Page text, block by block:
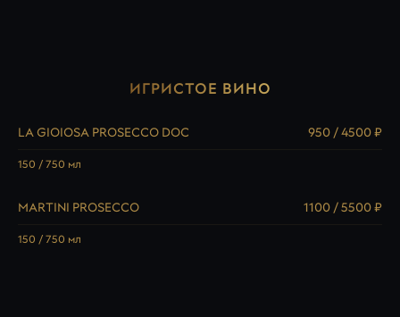
ИГРИСТОЕ ВИНО
LA GIOIOSA PROSECCO DOC 950 / 4500 ₽
150 / 750 мл
MARTINI PROSECCO 1100 / 5500 ₽
150 / 750 мл